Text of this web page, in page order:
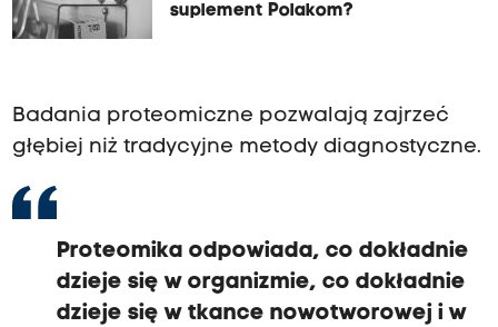
suplement Polakom?
Badania proteomiczne pozwalają zajrzeć
głębiej niż tradycyjne metody diagnostyczne.
Proteomika odpowiada, co dokładnie
dzieje się w organizmie, co dokładnie
dzieje się w tkance nowotworowej i w